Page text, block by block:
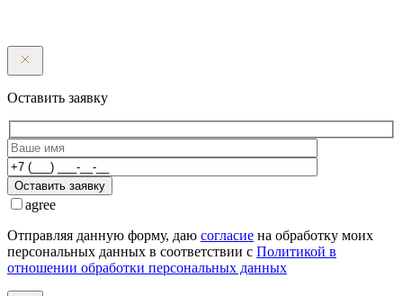
Оставить заявку
Оставить заявку
agree
Отправляя данную форму, даю согласие на обработку моих
персональных данных в соответствии с Политикой в
отношении обработки персональных данных